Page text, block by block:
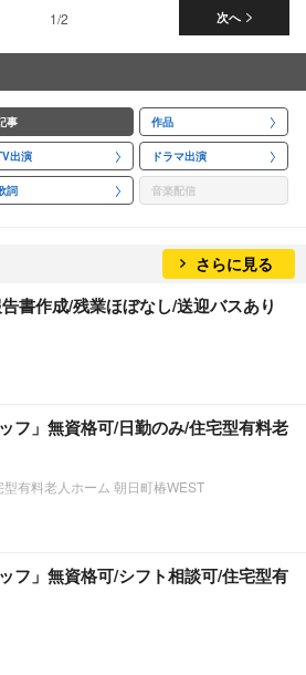
次へ
1/2
事 作品
出演 ドラマ出演
詞 音楽配信
さらに見る
書作成/残業ほぼなし/送迎バスあり
フ」無資格可/日勤のみ/住宅型有料老
有料老人ホーム 朝日町椿WEST
フ」無資格可/シフト相談可/住宅型有